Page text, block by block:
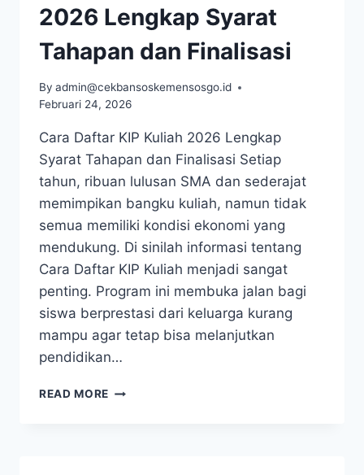
CARA
DAFTAR
2026 Lengkap Syarat
Tahapan dan Finalisasi
By admin@cekbansoskemensosgo.id
Februari 24, 2026
Cara Daftar KIP Kuliah 2026 Lengkap
Syarat Tahapan dan Finalisasi Setiap
tahun, ribuan lulusan SMA dan sederajat
memimpikan bangku kuliah, namun tidak
semua memiliki kondisi ekonomi yang
mendukung. Di sinilah informasi tentang
Cara Daftar KIP Kuliah menjadi sangat
penting. Program ini membuka jalan bagi
siswa berprestasi dari keluarga kurang
mampu agar tetap bisa melanjutkan
pendidikan…
READ MORE CARA